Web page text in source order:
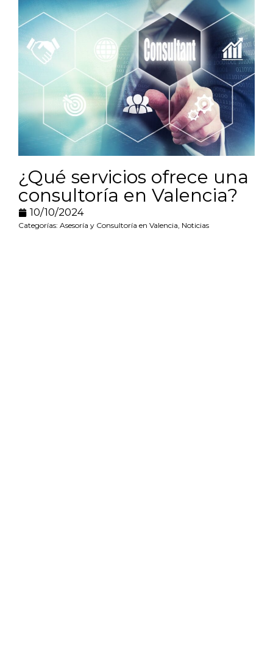
¿Qué servicios ofrece una
consultoría en Valencia?
10/10/2024
Categorías: Asesoría y Consultoría en Valencia, Noticias